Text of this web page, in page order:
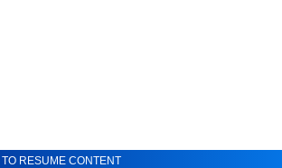
RESUME CONTENT